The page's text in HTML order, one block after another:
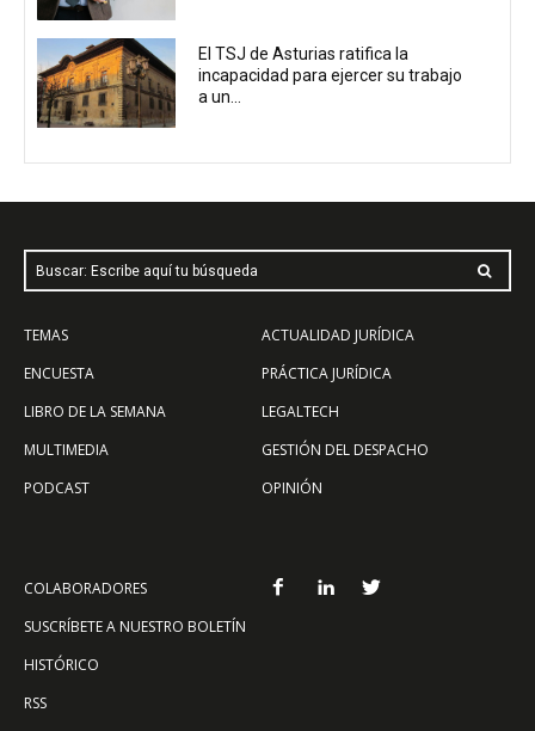
El TSJ de Asturias ratifica la
incapacidad para ejercer su trabajo
a un...
Buscar: Escribe aquí tu búsqueda
TEMAS
ENCUESTA
LIBRO DE LA SEMANA
MULTIMEDIA
PODCAST
ACTUALIDAD JURÍDICA
PRÁCTICA JURÍDICA
LEGALTECH
GESTIÓN DEL DESPACHO
OPINIÓN
COLABORADORES
SUSCRÍBETE A NUESTRO BOLETÍN
HISTÓRICO
RSS